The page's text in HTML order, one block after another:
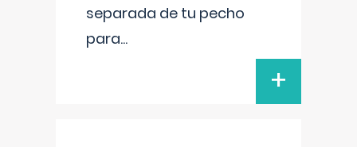
separada de tu pecho
para...
+